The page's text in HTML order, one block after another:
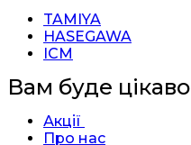
TAMIYA
HASEGAWA
ICM
Вам буде цікаво
Акції
Про нас